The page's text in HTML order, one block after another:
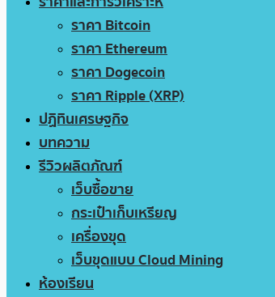
ราคา Bitcoin
ราคา Ethereum
ราคา Dogecoin
ราคา Ripple (XRP)
ปฏิทินเศรษฐกิจ
บทความ
รีวิวผลิตภัณฑ์
เว็บซื้อขาย
กระเป๋าเก็บเหรียญ
เครื่องขุด
เว็บขุดแบบ Cloud Mining
ห้องเรียน